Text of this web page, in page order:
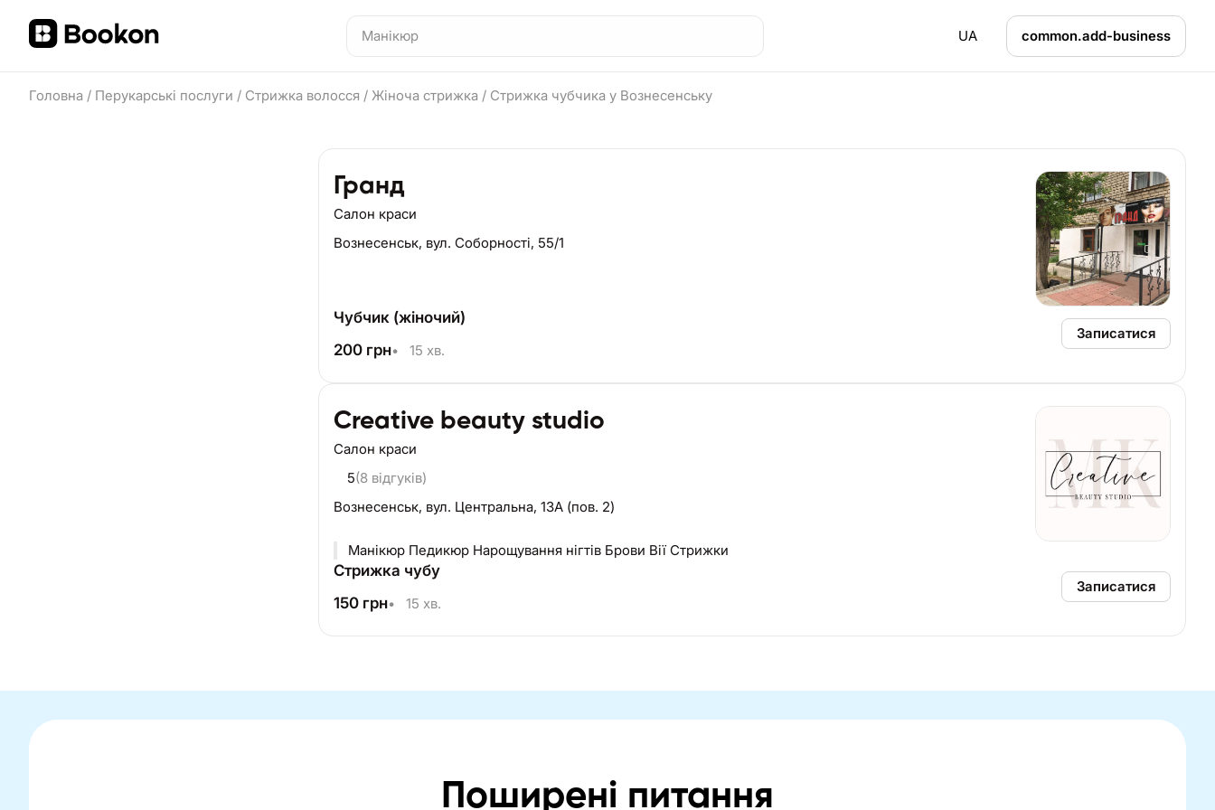
UA common.add-business
Головна / Перукарські послуги / Стрижка волосся / Жіноча стрижка / Стрижка чубчика у Вознесенську
Гранд
Салон краси
Вознесенськ, вул. Соборності, 55/1
Чубчик (жіночий)
200 грн• 15 хв.
Записатися
Creative beauty studio
Салон краси
5(8 відгуків)
Вознесенськ, вул. Центральна, 13А (пов. 2)
Манікюр Педикюр Нарощування нігтів Брови Вії Стрижки
Стрижка чубу
150 грн• 15 хв.
Записатися
Поширені питання